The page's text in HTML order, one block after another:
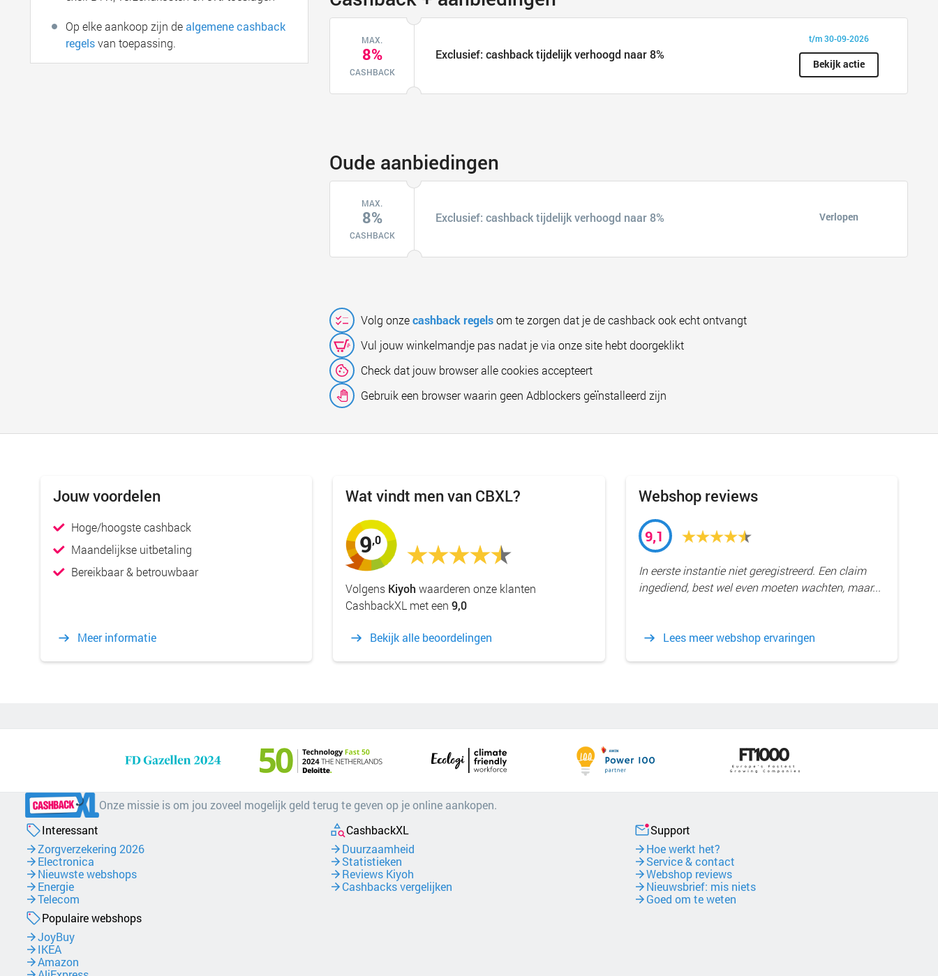
MAX.
8%
CASHBACK
Exclusief: cashback tijdelijk verhoogd naar 8%
t/m 30-09-2026
Bekijk actie
Oude aanbiedingen
MAX.
8%
CASHBACK
Exclusief: cashback tijdelijk verhoogd naar 8% Verlopen
Volg onzecashback regelsom te zorgen dat je de cashback ook echt ontvangt
Vul jouw winkelmandje pas nadat je via onze site hebt doorgeklikt
Check dat jouw browser alle cookies accepteert
Gebruik een browser waarin geen Adblockers geïnstalleerd zijn
Op elke aankoop zijn dealgemene cashback
regelsvan toepassing.
Jouw voordelen
Hoge/hoogste cashback
Maandelijkse uitbetaling
Bereikbaar & betrouwbaar
Meer informatie
Wat vindt men van CBXL?
9,0
Volgens Kiyoh waarderen onze klanten
CashbackXL met een9,0
Bekijk alle beoordelingen
Webshop reviews
9,1
In eerste instantie niet geregistreerd. Een claim
ingediend, best wel even moeten wachten, maar...
Lees meer webshop ervaringen
Onze missie is om jou zoveel mogelijk geld terug te geven op je online aankopen.
Interessant
Zorgverzekering 2026
Electronica
Nieuwste webshops
Energie
Telecom
CashbackXL
Duurzaamheid
Statistieken
Reviews Kiyoh
Cashbacks vergelijken
Support
Hoe werkt het?
Service & contact
Webshop reviews
Nieuwsbrief: mis niets
Goed om te weten
Populaire webshops
JoyBuy
IKEA
Amazon